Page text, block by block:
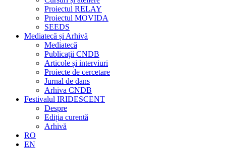
Proiectul RELAY
Proiectul MOVIDA
SEEDS
Mediatecă și Arhivă
Mediatecă
Publicații CNDB
Articole și interviuri
Proiecte de cercetare
Jurnal de dans
Arhiva CNDB
Festivalul IRIDESCENT
Despre
Ediția curentă
Arhivă
RO
EN